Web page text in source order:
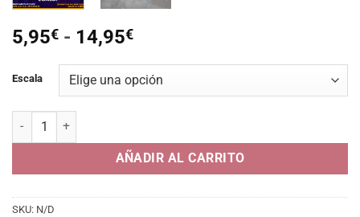
5,95€ - 14,95€Rango
precios:
desde
14,95€
Escala
Zombot (Deathlock) cantidad
AÑADIR AL CARRITO
SKU: N/D